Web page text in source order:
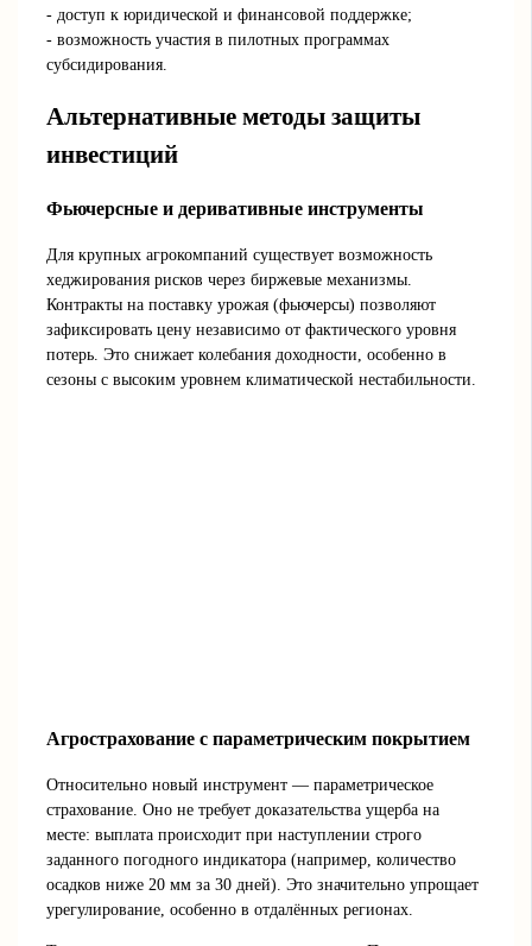
- доступ к юридической и финансовой поддержке;
- возможность участия в пилотных программах
субсидирования.
Альтернативные методы защиты
инвестиций
Фьючерсные и деривативные инструменты
Для крупных агрокомпаний существует возможность
хеджирования рисков через биржевые механизмы.
Контракты на поставку урожая (фьючерсы) позволяют
зафиксировать цену независимо от фактического уровня
потерь. Это снижает колебания доходности, особенно в
сезоны с высоким уровнем климатической нестабильности.
Агрострахование с параметрическим покрытием
Относительно новый инструмент — параметрическое
страхование. Оно не требует доказательства ущерба на
месте: выплата происходит при наступлении строго
заданного погодного индикатора (например, количество
осадков ниже 20 мм за 30 дней). Это значительно упрощает
урегулирование, особенно в отдалённых регионах.